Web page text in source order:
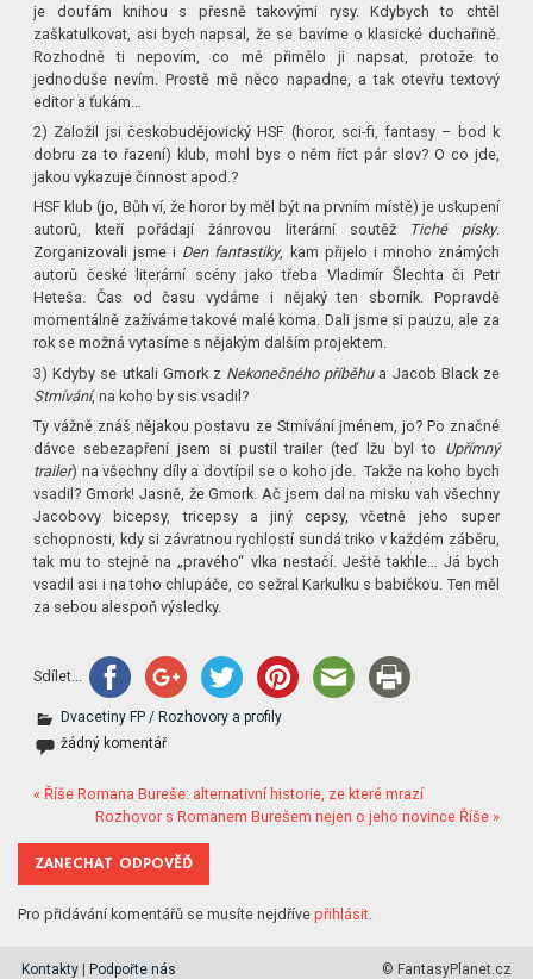
je doufám knihou s přesně takovými rysy. Kdybych to chtěl
zaškatulkovat, asi bych napsal, že se bavíme o klasické duchařině.
Rozhodně ti nepovím, co mě přimělo ji napsat, protože to
jednoduše nevím. Prostě mě něco napadne, a tak otevřu textový
editor a ťukám…
2) Založil jsi českobudějovický HSF (horor, sci-fi, fantasy – bod k
dobru za to řazení) klub, mohl bys o něm říct pár slov? O co jde,
jakou vykazuje činnost apod.?
HSF klub (jo, Bůh ví, že horor by měl být na prvním místě) je uskupení
autorů, kteří pořádají žánrovou literární soutěž
Tiché písky.
Zorganizovali jsme i Den fantastiky, kam přijelo i mnoho známých
autorů české literární scény jako třeba Vladimír Šlechta či Petr
Heteša. Čas od času vydáme i nějaký ten sborník. Popravdě
momentálně zažíváme takové malé koma. Dali jsme si pauzu, ale za
rok se možná vytasíme s nějakým dalším projektem.
3) Kdyby se utkali Gmork z Nekonečného příběhua Jacob Black ze
Stmívání, na koho by sis vsadil?
Ty vážně znáš nějakou postavu ze Stmívání jménem, jo? Po značné
dávce sebezapření jsem si pustil trailer (teď lžu byl to Upřímný
trailer) na všechny díly a dovtípil se o koho jde. Takže na koho bych
vsadil? Gmork! Jasně, že Gmork. Ač jsem dal na misku vah všechny
Jacobovy bicepsy, tricepsy a jiný cepsy, včetně jeho super
schopnosti, kdy si závratnou rychlostí sundá triko v každém záběru,
tak mu to stejně na „pravého“ vlka nestačí. Ještě takhle… Já bych
vsadil asi i na toho chlupáče, co sežral Karkulku s babičkou. Ten měl
za sebou alespoň výsledky.
Sdílet...
Dvacetiny FP / Rozhovory a profily
žádný komentář
« Říše Romana Bureše: alternativní historie, ze které mrazí
Rozhovor s Romanem Burešem nejen o jeho novince Říše »
ZANECHAT ODPOVĚĎ
Pro přidávání komentářů se musíte nejdřívepřihlásit.
Kontakty Podpořte nás © FantasyPlanet.cz